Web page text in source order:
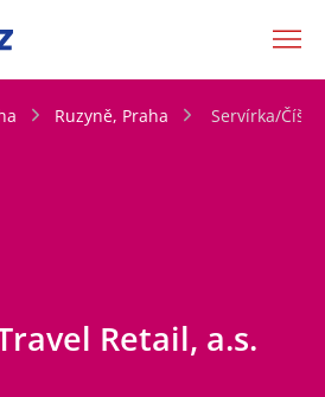
Ruzyně, Praha Servírka/
Retail, a.s.